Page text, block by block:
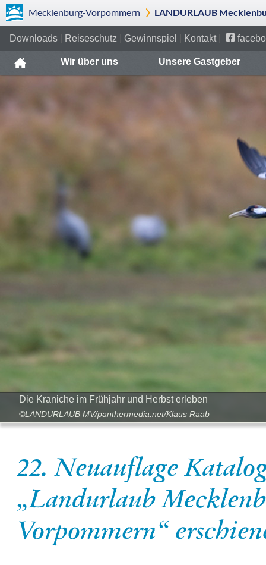
Mecklenburg-Vorpommern LANDURLAUB
Downloads Reiseschutz Gewinnspiel Kontakt|
Wir über uns Unsere Gastgeber
Die Kraniche im Frühjahr und Herbst erleben
©LANDURLAUB MV/panthermedia.net/Klaus Raab
22. Neuauflage
„Landurlaub
Vorpommern“